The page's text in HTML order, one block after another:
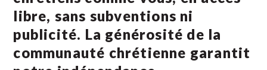
libre, sans subventions ni
publicité. La générosité de la
communauté chrétienne garantit